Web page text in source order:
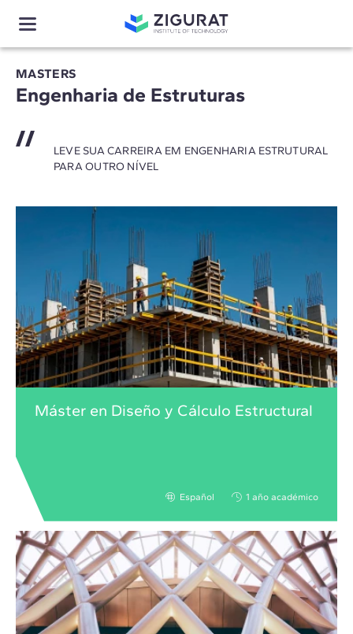
MASTERS
Engenharia de Estruturas
LEVE SUA CARREIRA EM ENGENHARIA ESTRUTURAL
PARA OUTRO NÍVEL
Máster en Diseño y Cálculo Estructural
Español 1 año académico